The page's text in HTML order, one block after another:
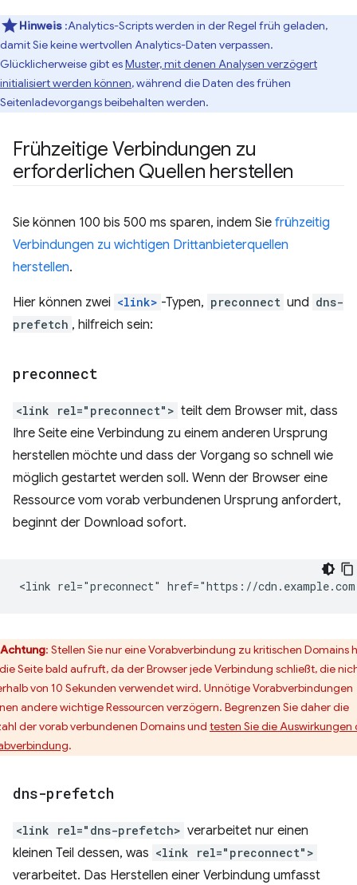
Hinweis :Analytics-Scripts werden in der Regel früh geladen,
damit Sie keine wertvollen Analytics-Daten verpassen.
Glücklicherweise gibt esMuster, mit denen Analysen verzögert
initialisiert werden können, während die Daten des frühen
Seitenladevorgangs beibehalten werden.
Frühzeitige Verbindungen zu
erforderlichen Quellen herstellen
Sie können 100 bis 500 ms sparen, indem Sie frühzeitig
Verbindungen zu wichtigen Drittanbieterquellen
herstellen.
Hier können zwei <link> -Typen, preconnect und dns-
prefetch , hilfreich sein:
preconnect
<link rel="preconnect"> teilt dem Browser mit, dass
Ihre Seite eine Verbindung zu einem anderen Ursprung
herstellen möchte und dass der Vorgang so schnell wie
möglich gestartet werden soll. Wenn der Browser eine
Ressource vom vorab verbundenen Ursprung anfordert,
beginnt der Download sofort.
Achtung: Stellen Sie nur eine Vorabverbindung zu kritischen Domains
Seite bald aufruft, da der Browser jede Verbindung schließt, die
von 10 Sekunden verwendet wird. Unnötige Vorabverbindungen
andere wichtige Ressourcen verzögern. Begrenzen Sie daher die
der vorab verbundenen Domains und testen Sie die Auswirkungen
.
dns-prefetch
<link rel="dns-prefetch> verarbeitet nur einen
kleinen Teil dessen, was <link rel="preconnect">
verarbeitet. Das Herstellen einer Verbindung umfasst